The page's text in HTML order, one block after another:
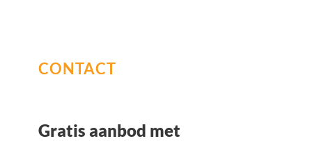
CONTACT
Gratis aanbod met